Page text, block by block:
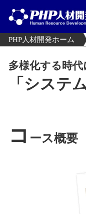
PHP人材開発ホーム
多様化する時
「システ
コ ース概要